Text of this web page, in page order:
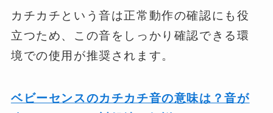
カチカチという音は正常動作の確認にも役
立つため、この音をしっかり確認できる環
境での使用が推奨されます。
ベビーセンスのカチカチ音の意味は？音が